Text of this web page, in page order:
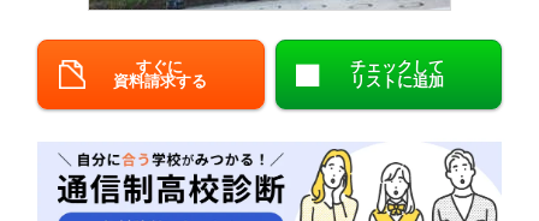
閉じる
すぐに
資料請求する
チェックして
リストに追加